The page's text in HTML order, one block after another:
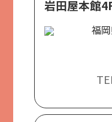
岩田屋本館
福